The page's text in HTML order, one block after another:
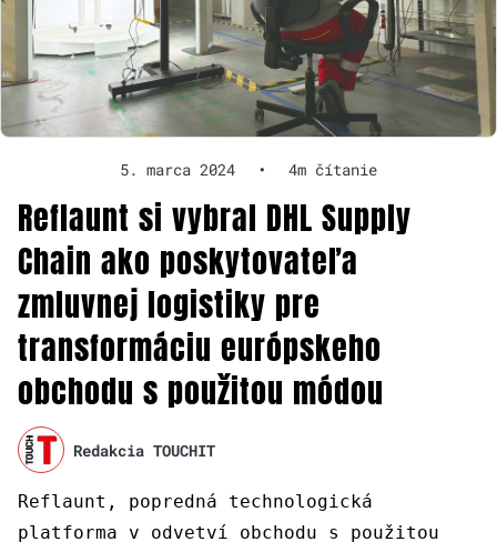
5. marca 2024 • 4m čítanie
Reflaunt si vybral DHL Supply
Chain ako poskytovateľa
zmluvnej logistiky pre
transformáciu európskeho
obchodu s použitou módou
Redakcia TOUCHIT
Reflaunt, popredná technologická
platforma v odvetví obchodu s použitou